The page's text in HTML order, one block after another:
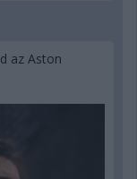
az Aston